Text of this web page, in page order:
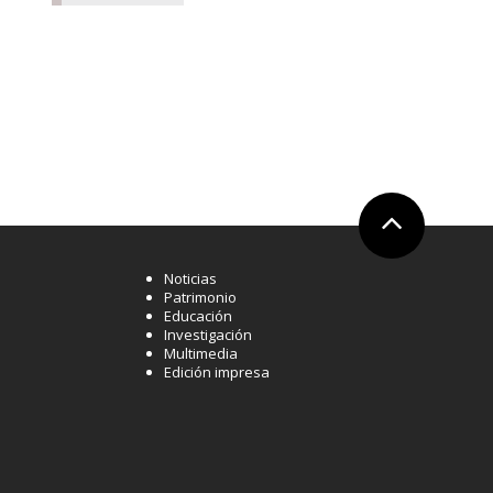
Ir arriba
Noticias
Patrimonio
Educación
Investigación
Multimedia
Edición impresa